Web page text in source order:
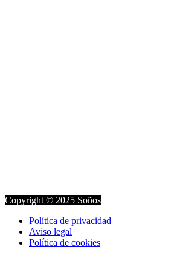
Copyright © 2025 Soños
Política de privacidad
Aviso legal
Política de cookies